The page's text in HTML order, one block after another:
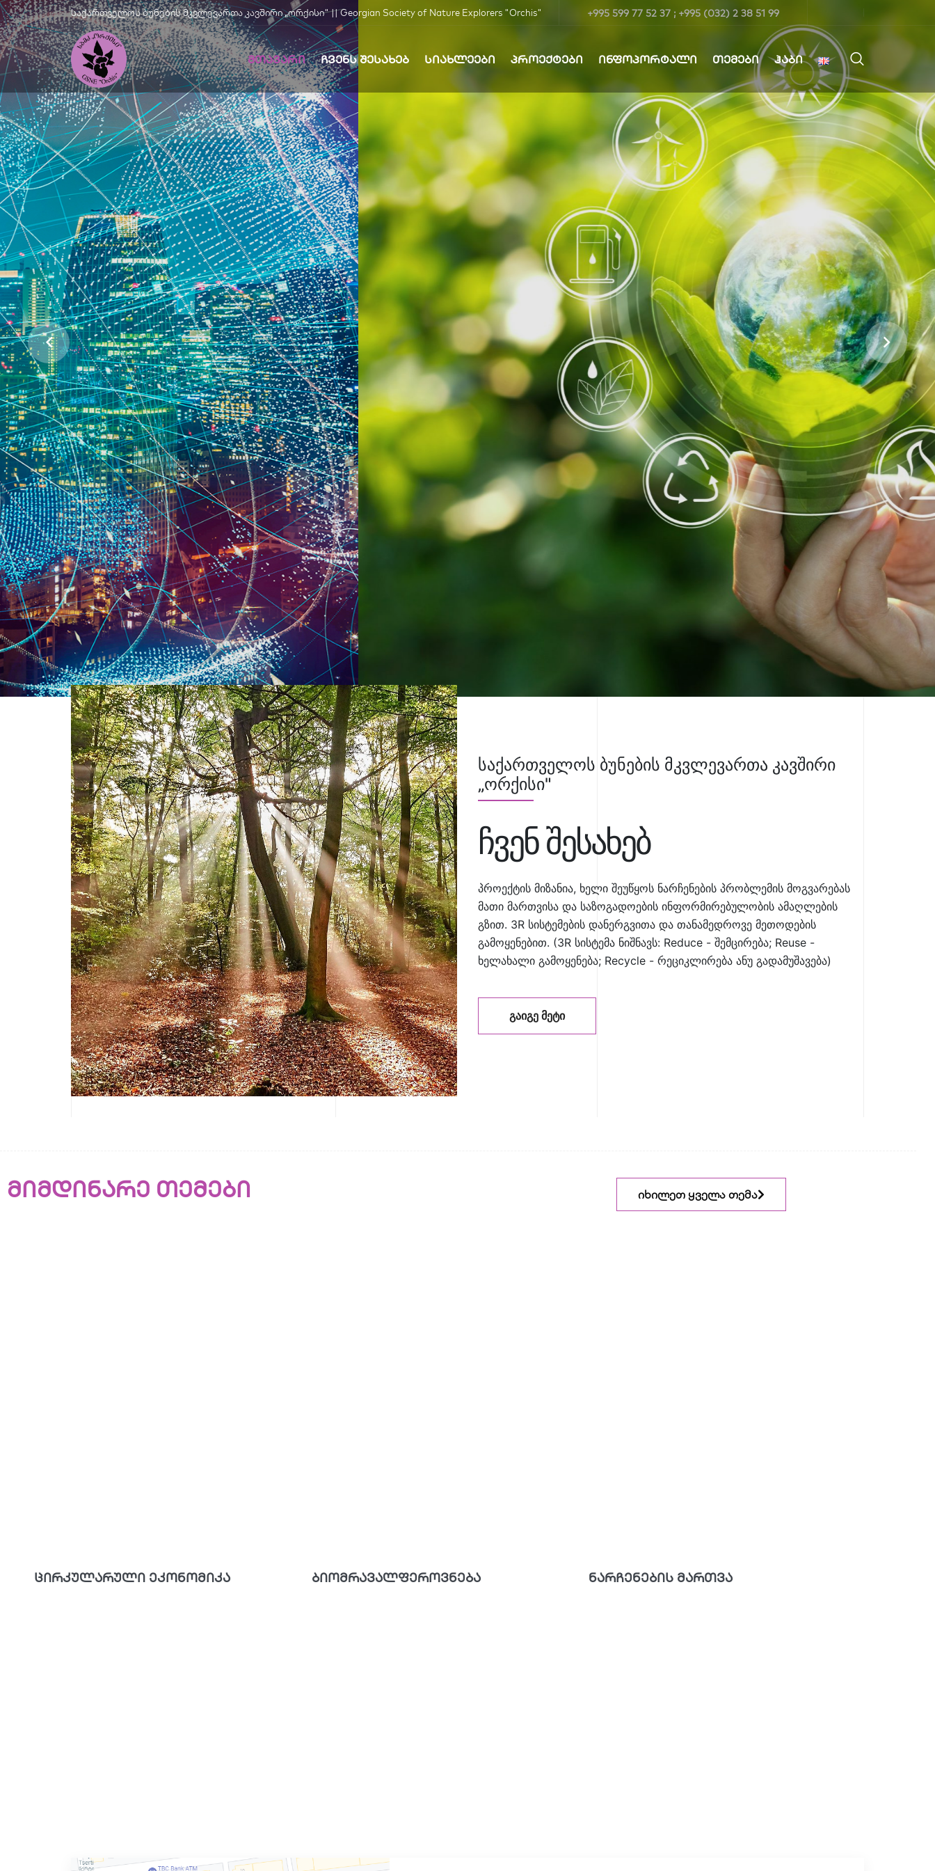
საქართველოს ბუნების მკვლევართა კავშირი „ორქისი" || Georgian Society of Nature Explorers "Orchis" +995 599 77 52 37 ; +995 (032) 2 38 51 99
ᲛᲗᲐᲕᲐᲠᲘ ᲩᲕᲔᲜᲡ ᲨᲔᲡᲐᲮᲔᲑ ᲡᲘᲐᲮᲚᲔᲔᲑᲘ ᲞᲠᲝᲔᲥᲢᲔᲑᲘ ᲘᲜᲤᲝᲞᲝᲠᲢᲐᲚᲘ ᲗᲔᲛᲔᲑᲘ ᲰᲐᲑᲘ
Მწვანე
Განვითარება
ჩვენი პლანეტის დასაცავად
პროექტების მხარდაჭერა
ᲕᲘᲜ ᲕᲐᲠᲗ ᲠᲐᲡ ᲕᲐᲙᲔᲗᲔᲑᲗ
საქართველოს ბუნების მკვლევართა კავშირი
„ორქისი"
ჩვენ შესახებ
პროექტის მიზანია, ხელი შეუწყოს ნარჩენების პრობლემის მოგვარებას
მათი მართვისა და საზოგადოების ინფორმირებულობის ამაღლების
გზით. 3R სისტემების დანერგვითა და თანამედროვე მეთოდების
გამოყენებით. (3R სისტემა ნიშნავს: Reduce - შემცირება; Reuse -
ხელახალი გამოყენება; Recycle - რეციკლირება ანუ გადამუშავება)
ᲒᲐᲘᲒᲔ ᲛᲔᲢᲘ
მიმდინარე თემები იხილეთ ყველა თემა
ცირკულარული ეკონომიკა ბიომრავალფეროვნება ნარჩენების მართვა